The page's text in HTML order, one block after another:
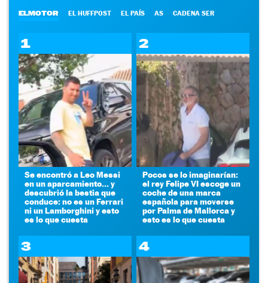
ELMOTOR EL HUFFPOST EL PAÍS AS CADENA SER
1
Se encontró a Leo Messi
en un aparcamiento... y
descubrió la bestia que
conduce: no es un Ferrari
ni un Lamborghini y esto
es lo que cuesta
2
Pocos se lo imaginarían:
el rey Felipe VI escoge un
coche de una marca
española para moverse
por Palma de Mallorca y
esto es lo que cuesta
3 4